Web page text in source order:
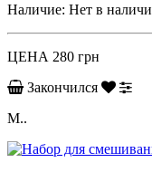
Наличие: Нет в
ЦЕНА 280 грн
Закончился
M..